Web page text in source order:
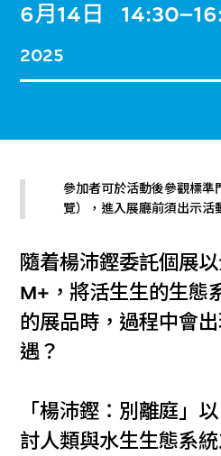
6月14日
2025
參加者可於活動後參觀標準
覽），進入展廳前須出示活
隨着楊沛鏗委託個展
M+，將活生生的生態
的展品時，過程中會
遇？
「楊沛鏗：別離庭」
討人類與水生生態系